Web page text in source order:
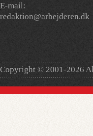
E-mail:
redaktion@arbejderen.dk
Copyright © 2001-2026